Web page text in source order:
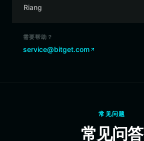
Riang
需要帮助？
service@bitget.com
常见问题
常见问答